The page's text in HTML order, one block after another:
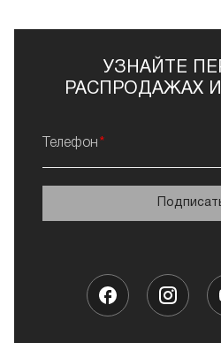
УЗНАЙТЕ
РАСПРОДАЖАХ
Телефон